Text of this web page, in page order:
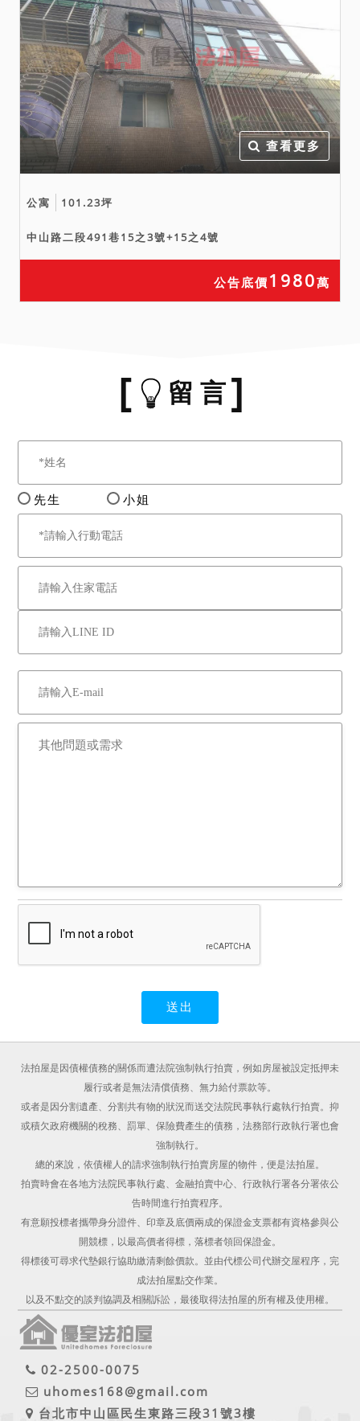
查看更多
公寓 101.23坪
中山路二段491巷15之3號+15之4號
公告底價 1980萬
留 言
先生 小姐
法拍屋是因債權債務的關係而遭法院強制執行拍賣，例如房屋被設定抵押未
履行或者是無法清償債務、無力給付票款等。
或者是因分割遺產、分割共有物的狀況而送交法院民事執行處執行拍賣。抑
或積欠政府機關的稅務、罰單、保險費產生的債務，法務部行政執行署也會
強制執行。
總的來說，依債權人的請求強制執行拍賣房屋的物件，便是法拍屋。
拍賣時會在各地方法院民事執行處、金融拍賣中心、行政執行署各分署依公
告時間進行拍賣程序。
有意願投標者攜帶身分證件、印章及底價兩成的保證金支票都有資格參與公
開競標，以最高價者得標，落標者領回保證金。
得標後可尋求代墊銀行協助繳清剩餘價款。並由代標公司代辦交屋程序，完
成法拍屋點交作業。
以及不點交的談判協調及相關訴訟，最後取得法拍屋的所有權及使用權。
02-2500-0075
uhomes168@gmail.com
台北市中山區民生東路三段31號3樓